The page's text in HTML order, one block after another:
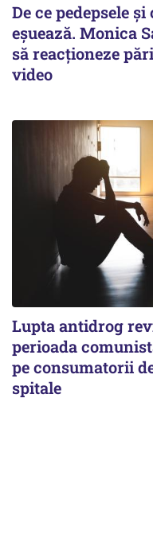
De ce pedepsele
eșuează. Monica
să reacționeze
video
Lupta antidrog
perioada
pe consumatorii
spitale